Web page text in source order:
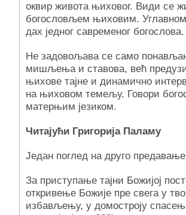
оквир живота њиховог. Види се
богословљем њиховим. Углавном
дах једног савременог богослова.
Не задовољава се само
мишљења и ставова, већ
њихове тајне и динамично
на њиховом темељу. Говори
матерњим језиком.
Читајући Григорија Паламу
Један поглед на друго
За приступање тајни Божијој
откривење Божије пре свега у
избављењу, у домостроју